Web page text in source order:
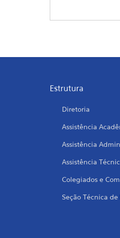
Estrutura
Diretoria
Assistência
Assistência
Assistência
Colegiados e
Seção Técnica